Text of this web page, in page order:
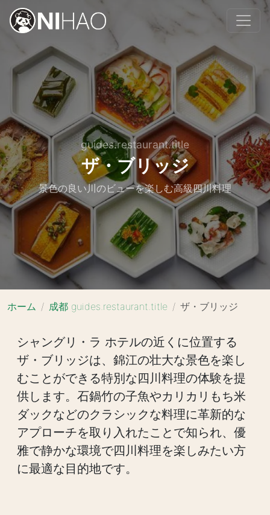
guides.restaurant.title
ザ・ブリッジ
景色の良い川のビューを楽しむ高級四川料理
ホーム 成都 guides.restaurant.title ザ・ブリッジ
シャングリ・ラ ホテルの近くに位置する
ザ・ブリッジは、錦江の壮大な景色を楽し
むことができる特別な四川料理の体験を提
供します。石鍋竹の子魚やカリカリもち米
ダックなどのクラシックな料理に革新的な
アプローチを取り入れたことで知られ、優
雅で静かな環境で四川料理を楽しみたい方
に最適な目的地です。